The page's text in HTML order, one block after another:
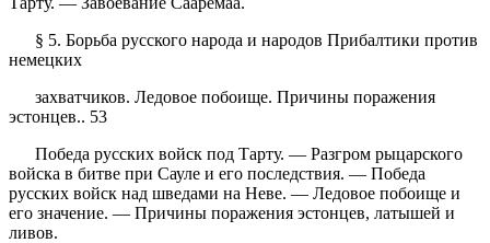
§ 5. Борьба русского народа и народов Прибалтики против
немецких
захватчиков. Ледовое побоище. Причины поражения
эстонцев.. 53
Победа русских войск под Тарту. — Разгром рыцарского
войска в битве при Сауле и его последствия. — Победа
русских войск над шведами на Неве. — Ледовое побоище и
его значение. — Причины поражения эстонцев, латышей и
ливов.